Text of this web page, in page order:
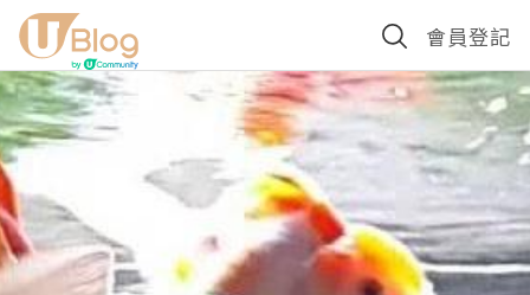
會員登記